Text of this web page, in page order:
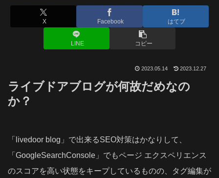
X Facebook はてブ
LINE コピー
2023.05.14 2023.12.27
ライブドアブログが何故だめなの
か？
「livedoor blog」で出来るSEO対策はかなりして、
「GoogleSearchConsole」でもページ エクスペリエンス
のスコアを高い状態をキープしているものの、タグ編集が